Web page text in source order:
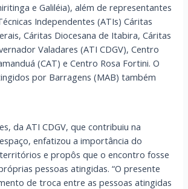
e Galiléia), além de representantes
Independentes (ATIs) Cáritas
Cáritas Diocesana de Itabira, Cáritas
Valadares (ATI CDGV), Centro
(CAT) e Centro Rosa Fortini. O
por Barragens (MAB) também
da ATI CDGV, que contribuiu na
enfatizou a importância do
e propôs que o encontro fosse
pessoas atingidas. “O presente
de troca entre as pessoas atingidas